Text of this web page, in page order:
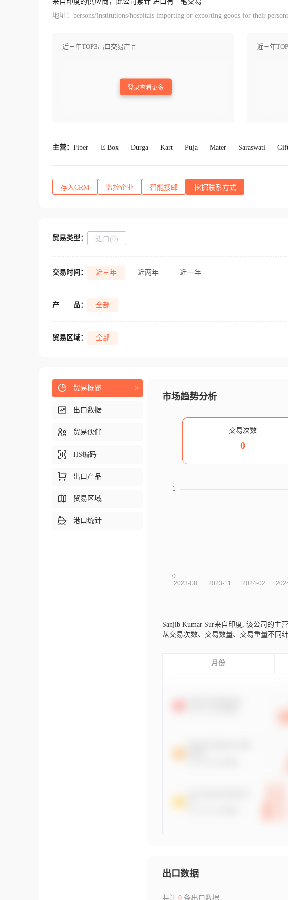
地址：persons/institutions/hospitals importing or exporting goods for their
近三年TOP3出口交易产品
登录查看更多
近三年
主营： Fiber E Box Durga Kart Puja Mater Saraswati
存入CRM 监控企业 智能搜邮 挖掘联系方式
贸易类型： 进口(0)
交易时间： 近三年 近两年 近一年
产 品： 全部
贸易区域： 全部
市场趋势分析
交易次数
0
Sanjib Kumar Sur来自印度, 该公司的主
从交易次数、交易数量、交易重量不同
月份
出口数据
共计 0条出口数据
贸易概览 >
出口数据
贸易伙伴
HS编码
出口产品
贸易区域
港口统计